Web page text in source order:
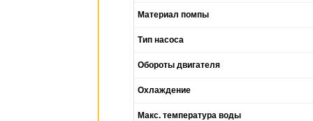
Материал помпы
Тип насоса
Обороты двигателя
Охлаждение
Макс. температура воды